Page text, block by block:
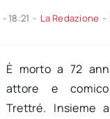
18:21 - La Redazione -
È morto a 72
attore e
Trettré. Insieme